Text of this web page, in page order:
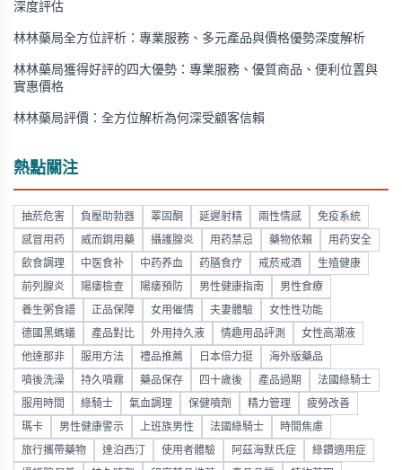
深度評估
林林藥局全方位評析：專業服務、多元產品與價格優勢深度解析
林林藥局獲得好評的四大優勢：專業服務、優質商品、便利位置與
實惠價格
林林藥局評價：全方位解析為何深受顧客信賴
熱點關注
抽菸危害 負壓助勃器 睪固酮 延遲射精 兩性情感 免疫系統
感冒用药 威而鋼用藥 攝護腺炎 用药禁忌 藥物依賴 用药安全
飲食調理 中医食补 中药养血 药膳食疗 戒菸戒酒 生殖健康
前列腺炎 陽痿檢查 陽痿預防 男性健康指南 男性食療
養生粥食譜 正品保障 女用催情 夫妻體驗 女性性功能
德國黑螞蟻 產品對比 外用持久液 情趣用品評測 女性高潮液
他達那非 服用方法 禮品推薦 日本倍力挺 海外版藥品
噴後洗澡 持久噴霧 藥品保存 四十歲後 產品過期 法國綠騎士
服用時間 綠騎士 氣血調理 保健噴劑 精力管理 疲勞改善
瑪卡 男性健康警示 上班族男性 法國綠騎士 時間焦慮
旅行攜帶藥物 達泊西汀 使用者體驗 阿茲海默氏症 綠鑽適用症